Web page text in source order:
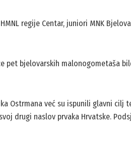
regije Centar, juniori MNK
pet bjelovarskih malonogometaša
Ostrmana već su ispunili glavni cilj
drugi naslov prvaka Hrvatske.